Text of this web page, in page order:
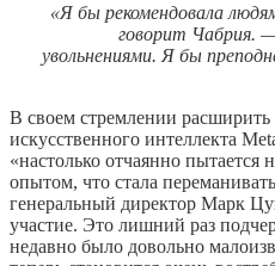
«Я бы рекомендовала
говорит Чабрия.
увольнениями. Я бы
В своем стремлении расширить
искусственного интеллекта
«настолько отчаянно
опытом, что стала
генеральный директор Марк
участие. Это лишний раз
недавно было довольно